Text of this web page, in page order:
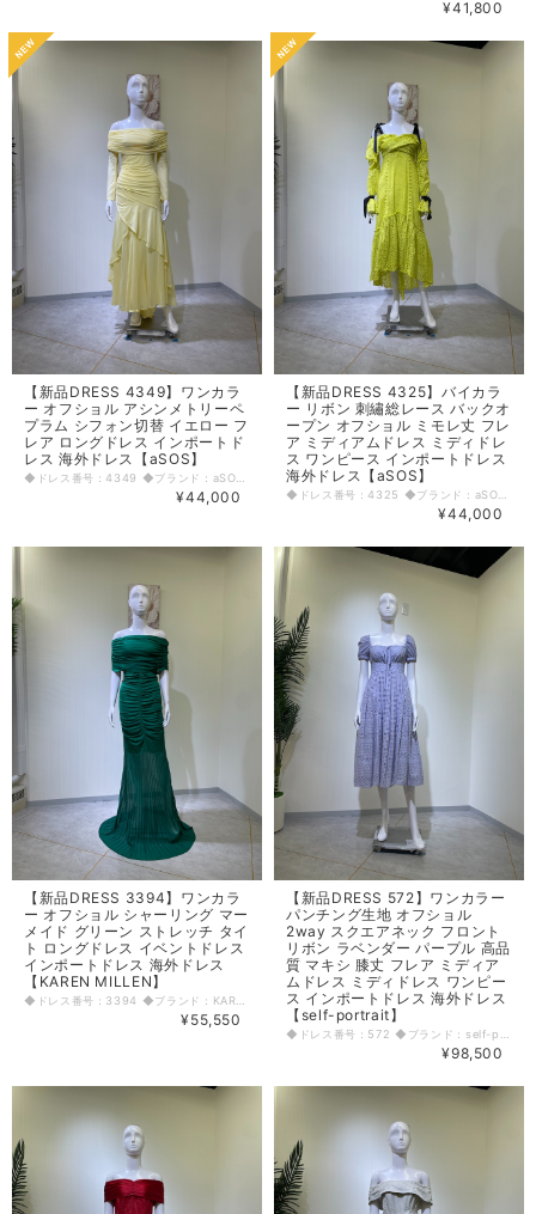
¥41,800
【新品DRESS 4349】ワンカラ
ー オフショル アシンメトリーペ
プラム シフォン切替 イエロー フ
レア ロングドレス インポートド
レス 海外ドレス【aSOS】
¥44,000
【新品DRESS 4325】バイカラ
ー リボン 刺繡総レース バックオ
ープン オフショル ミモレ丈 フレ
ア ミディアムドレス ミディドレ
ス ワンピース インポートドレス
海外ドレス【aSOS】
¥44,000
【新品DRESS 3394】ワンカラ
ー オフショル シャーリング マー
メイド グリーン ストレッチ タイ
ト ロングドレス イベントドレス
インポートドレス 海外ドレス
【KAREN MILLEN】
¥55,550
【新品DRESS 572】ワンカラー
パンチング生地 オフショル
2way スクエアネック フロント
リボン ラベンダー パープル 高品
質 マキシ 膝丈 フレア ミディア
ムドレス ミディドレス ワンピー
ス インポートドレス 海外ドレス
【self-portrait】
¥98,500